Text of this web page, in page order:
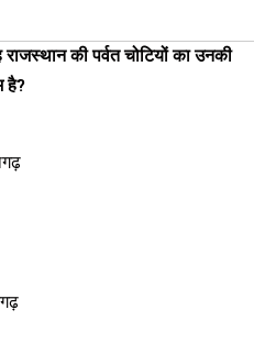
की पर्वत चोटियों का उनकी
है?